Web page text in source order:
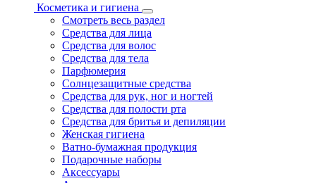
Косметика и гигиена
Смотреть весь раздел
Средства для лица
Средства для волос
Средства для тела
Парфюмерия
Солнцезащитные средства
Средства для рук, ног и ногтей
Средства для полости рта
Средства для бритья и депиляции
Женская гигиена
Ватно-бумажная продукция
Подарочные наборы
Аксессуары